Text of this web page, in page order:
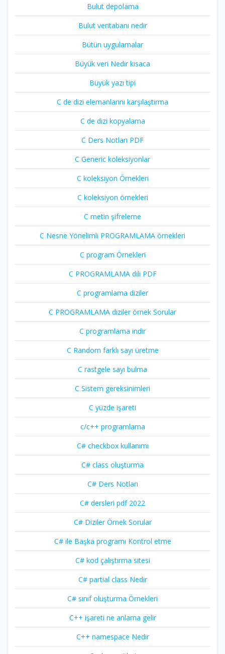
Bulut depolama
Bulut veritabanı nedir
Bütün uygulamalar
Büyük veri Nedir kısaca
Büyük yazı tipi
C de dizi elemanlarını karşılaştırma
C de dizi kopyalama
C Ders Notları PDF
C Generic koleksiyonlar
C koleksiyon Örnekleri
C koleksiyon örnekleri
C metin şifreleme
C Nesne Yönelimli PROGRAMLAMA örnekleri
C program Örnekleri
C PROGRAMLAMA dili PDF
C programlama diziler
C PROGRAMLAMA diziler örnek Sorular
C programlama indir
C Random farklı sayı üretme
C rastgele sayı bulma
C Sistem gereksinimleri
C yüzde işareti
c/c++ programlama
C# checkbox kullanımı
C# class oluşturma
C# Ders Notları
C# dersleri pdf 2022
C# Diziler Örnek Sorular
C# ile Başka programı Kontrol etme
C# kod çalıştırma sitesi
C# partial class Nedir
C# sınıf oluşturma Örnekleri
C++ işareti ne anlama gelir
C++ namespace Nedir